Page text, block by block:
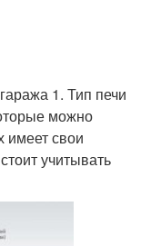
1. Тип печи
можно
имеет свои
учитывать